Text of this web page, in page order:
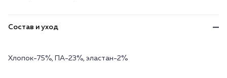
Состав и уход
Хлопок-75%, ПА-23%, эластан-2%